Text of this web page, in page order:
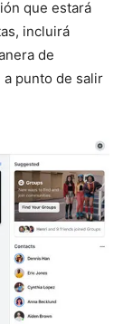
que estará
incluirá
de
a punto de salir